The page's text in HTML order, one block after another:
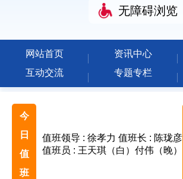
无障碍浏览
网站首页 资讯中心
互动交流
专题专栏
今
日
值
班
值班领导 : 徐孝力 值班长 : 陈珑彦
值班员 : 王天琪（白）付伟（晚）